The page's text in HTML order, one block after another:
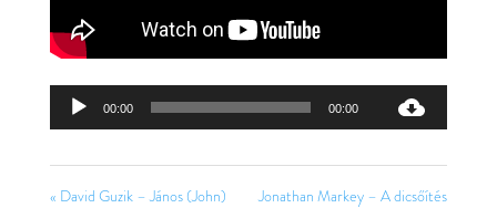
00:00 00:00
« David Guzik – János (John)
Jonathan Markey – A dicsőítés